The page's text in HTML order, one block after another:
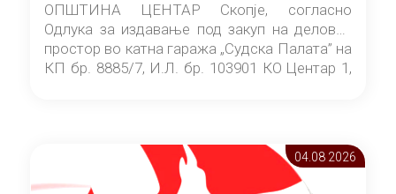
ОПШТИНА ЦЕНТАР Скопје, согласно
Одлука за издавање под закуп на деловен
простор во катна гаража „Судска Палата” на
КП бр. 8885/7, И.Л. бр. 103901 КО Центар 1,
Скопје” број 9/2026), за времетраење од 3
(три) години од денот на потпишувањето на
Договорот за закуп со најповолниот
04.08 2026